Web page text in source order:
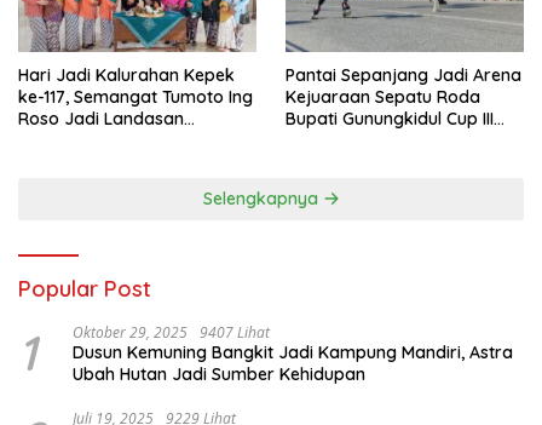
Hari Jadi Kalurahan Kepek
ke-117, Semangat Tumoto Ing
Roso Jadi Landasan
Pantai Sepanjang Jadi Arena
Kejuaraan Sepatu Roda
Bupati Gunungkidul Cup III
Selengkapnya
Popular Post
1 Oktober 29, 2025 9407 Lihat
Dusun Kemuning Bangkit Jadi Kampung Mandiri, Astra
Ubah Hutan Jadi Sumber Kehidupan
Juli 19, 2025 9229 Lihat